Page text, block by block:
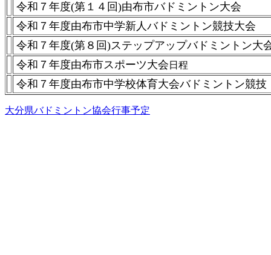
令和７年度(第１４回)由布市バドミントン大会
令和７年度由布市中学新人バドミントン競技大会
令和７年度(第８回)ステップアップバドミントン大
令和７年度由布市スポーツ大会 日程
令和７年度由布市中学校体育大会バドミントン競技
大分県バドミントン協会行事予定